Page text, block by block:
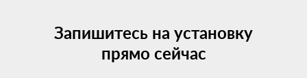
Запишитесь на установку
прямо сейчас